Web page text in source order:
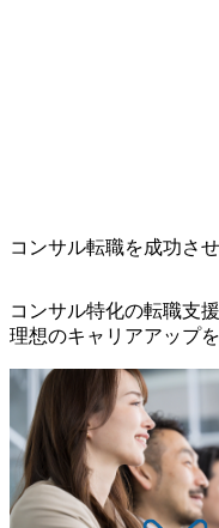
ァーム選びの軸に最も
た。しかし、振り返る
からいただいたフィー
内定をいただけたんじ
700万円、転職後は年収
置さんに相談して良か
たいと思ったファーム
とができたので、内定
ました。 MyVisionさん
用なら通ると思い、そ
して時間を無駄にして
である日置さんにし
ことで、きちんと選考
職前は600万円、転職
会社とコンサルタント
ため、これまで培った
コンサル転職を成功さ
コンサル特化の転職支援
理想のキャリアアップを